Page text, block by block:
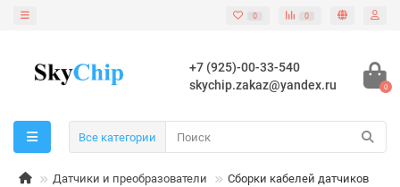
0 0
+7 (925)-00-33-540
skychip.zakaz@yandex.ru
0
Все категории
Датчики и преобразователи Сборки кабелей датчиков